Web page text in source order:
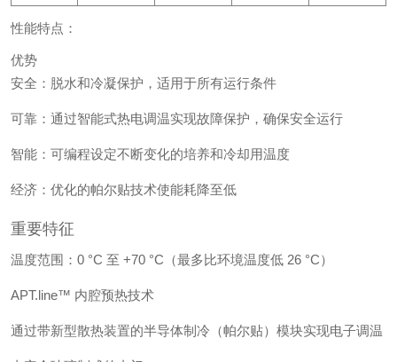
性能特点：
优势
安全：脱水和冷凝保护，适用于所有运行条件
可靠：通过智能式热电调温实现故障保护，确保安全运行
智能：可编程设定不断变化的培养和冷却用温度
经济：优化的帕尔贴技术使能耗降至低
重要特征
温度范围：0 °C 至 +70 °C（最多比环境温度低 26 °C）
APT.line™ 内腔预热技术
通过带新型散热装置的半导体制冷（帕尔贴）模块实现电子调温